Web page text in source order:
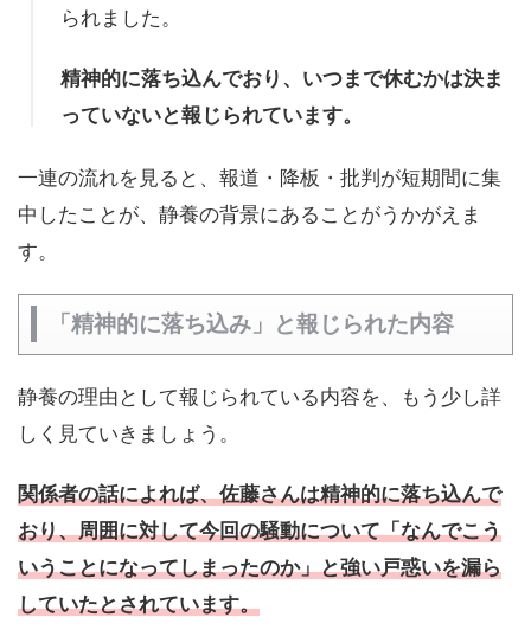
られました。
精神的に落ち込んでおり、いつまで休むかは決ま
っていないと報じられています。
一連の流れを見ると、報道・降板・批判が短期間に集
中したことが、静養の背景にあることがうかがえま
す。
「精神的に落ち込み」と報じられた内容
静養の理由として報じられている内容を、もう少し詳
しく見ていきましょう。
関係者の話によれば、佐藤さんは精神的に落ち込んで
おり、周囲に対して今回の騒動について「なんでこう
いうことになってしまったのか」と強い戸惑いを漏ら
していたとされています。